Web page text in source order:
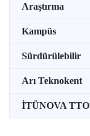
Araştırma
Kampüs
Sürdürülebilir
Arı Teknokent
İTÜNOVA TTO